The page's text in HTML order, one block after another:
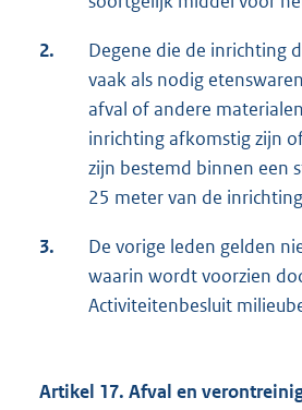
2.
Degene die de inrichting
vaak als nodig
afval of andere
inrichting afkomstig zijn
zijn bestemd binnen een
25 meter van de
3.
De vorige leden gelden
waarin wordt voorzien
Activiteitenbesluit
Artikel 17. Afval en